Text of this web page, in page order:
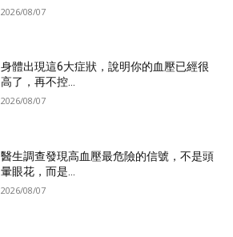
2026/08/07
身體出現這6大症狀，說明你的血壓已經很
高了，再不控...
2026/08/07
醫生調查發現高血壓最危險的信號，不是頭
暈眼花，而是...
2026/08/07